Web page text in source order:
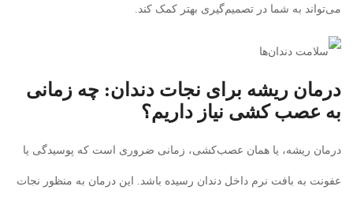
می‌تواند به شما در تصمیم‌گیری بهتر کمک کند.
درمان ریشه برای نجات دندان: چه زمانی
به عصب کشی نیاز داریم؟
درمان ریشه، یا همان عصب‌کشی، زمانی ضروری است که پوسیدگی یا
عفونت به بافت نرم داخل دندان رسیده باشد. این درمان به منظور نجات